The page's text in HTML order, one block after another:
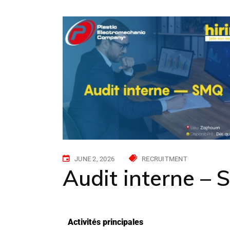
JUNE 2, 2026 RECRUITMENT
Audit interne –
Activités principales